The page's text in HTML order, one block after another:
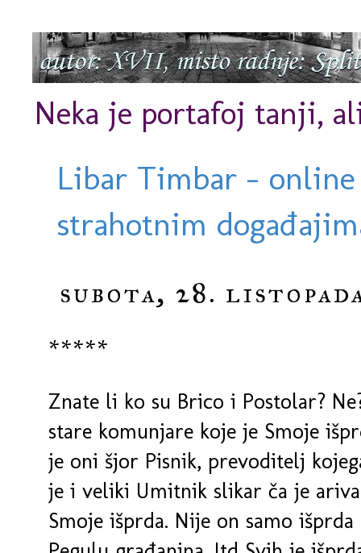
Neka je portafoj tanji,
Libar Timbar -
strahotnim
subota, 28.
*****
Znate li ko su Brico i Postolar?
stare komunjare koje je Smoje
je oni šjor Pisnik, prevoditelj
je i veliki Umitnik slikar ča je
Smoje išprda. Nije on samo